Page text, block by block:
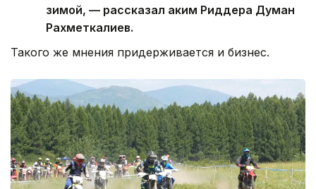
зимой, — рассказал аким Риддера Думан
Рахметкалиев.
Такого же мнения придерживается и бизнес.